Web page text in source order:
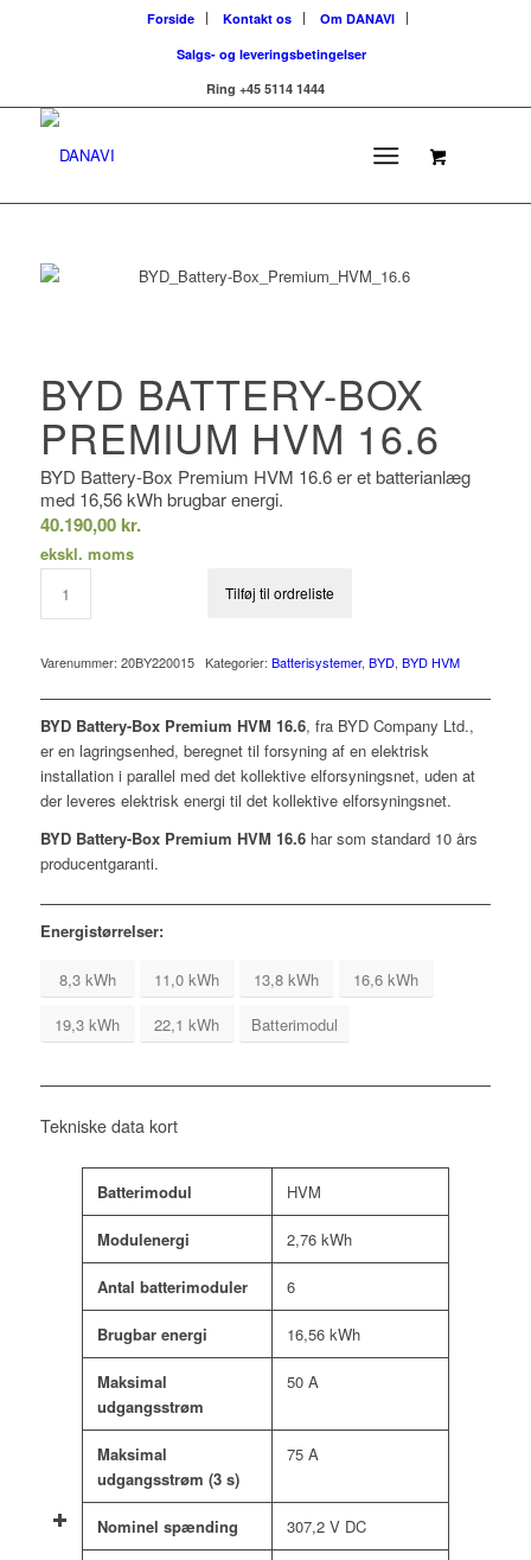
Forside Kontakt os
Om DANAVI
Salgs- og leveringsbetingelser
Ring +45 5114 1444
BYD BATTERY-BOX
PREMIUM HVM 16.6
BYD Battery-Box Premium HVM 16.6 er et batterianlæg
med 16,56 kWh brugbar energi.
40.190,00 kr.
ekskl. moms
Tilføj til ordreliste
Varenummer: 20BY220015 Kategorier: Batterisystemer, BYD, BYD HVM
BYD Battery-Box Premium HVM 16.6, fra BYD Company Ltd.,
er en lagringsenhed, beregnet til forsyning af en elektrisk
installation i parallel med det kollektive elforsyningsnet, uden at
der leveres elektrisk energi til det kollektive elforsyningsnet.
BYD Battery-Box Premium HVM 16.6har som standard 10 års
producentgaranti.
Energistørrelser:
8,3 kWh 11,0 kWh 13,8 kWh
16,6 kWh
19,3 kWh
22,1 kWh Batterimodul
Tekniske data kort
Batterimodul HVM
Modulenergi 2,76 kWh
Antal batterimoduler 6
Brugbar energi 16,56 kWh
Maksimal
udgangsstrøm
50 A
Maksimal
udgangsstrøm (3 s)
75 A
Nominel spænding 307,2 V DC